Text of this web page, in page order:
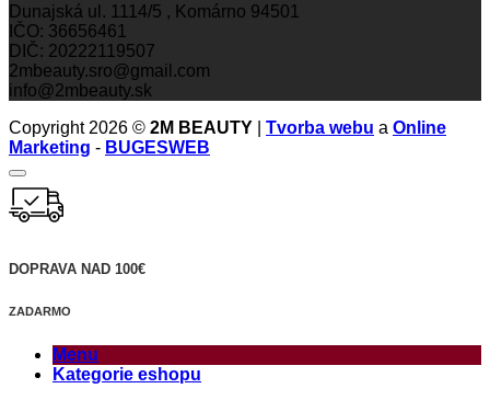
Dunajská ul. 1114/5 , Komárno 94501
IČO: 36656461
DIČ: 20222119507
2mbeauty.sro@gmail.com
info@2mbeauty.sk
Copyright 2026 © 2M BEAUTY Tvorba webu a Online
Marketing - BUGESWEB
DOPRAVA NAD 100€
ZADARMO
Menu
Kategorie eshopu